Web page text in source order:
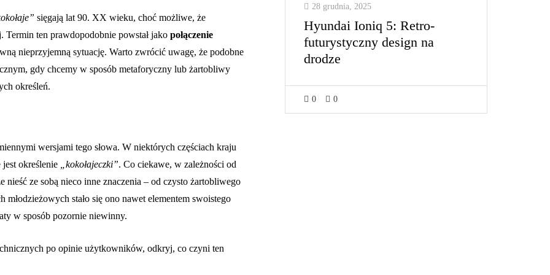
sięgają lat 90. XX wieku, choć możliwe, że
ten prawdopodobnie powstał jako połączenie
nieprzyjemną sytuację. Warto zwrócić uwagę, że podobne
gdy chcemy w sposób metaforyczny lub żartobliwy
określeń.
wersjami tego słowa. W niektórych częściach kraju
określenie
„kokołajeczki”. Co ciekawe, w zależności od
ze sobą nieco inne znaczenia – od czysto żartobliwego
stało się ono nawet elementem swoistego
w sposób pozornie niewinny.
po opinie użytkowników, odkryj, co czyni ten
28 grudnia, 2025
Hyundai Ioniq 5: Retro-
futurystyczny design na
drodze
0 0